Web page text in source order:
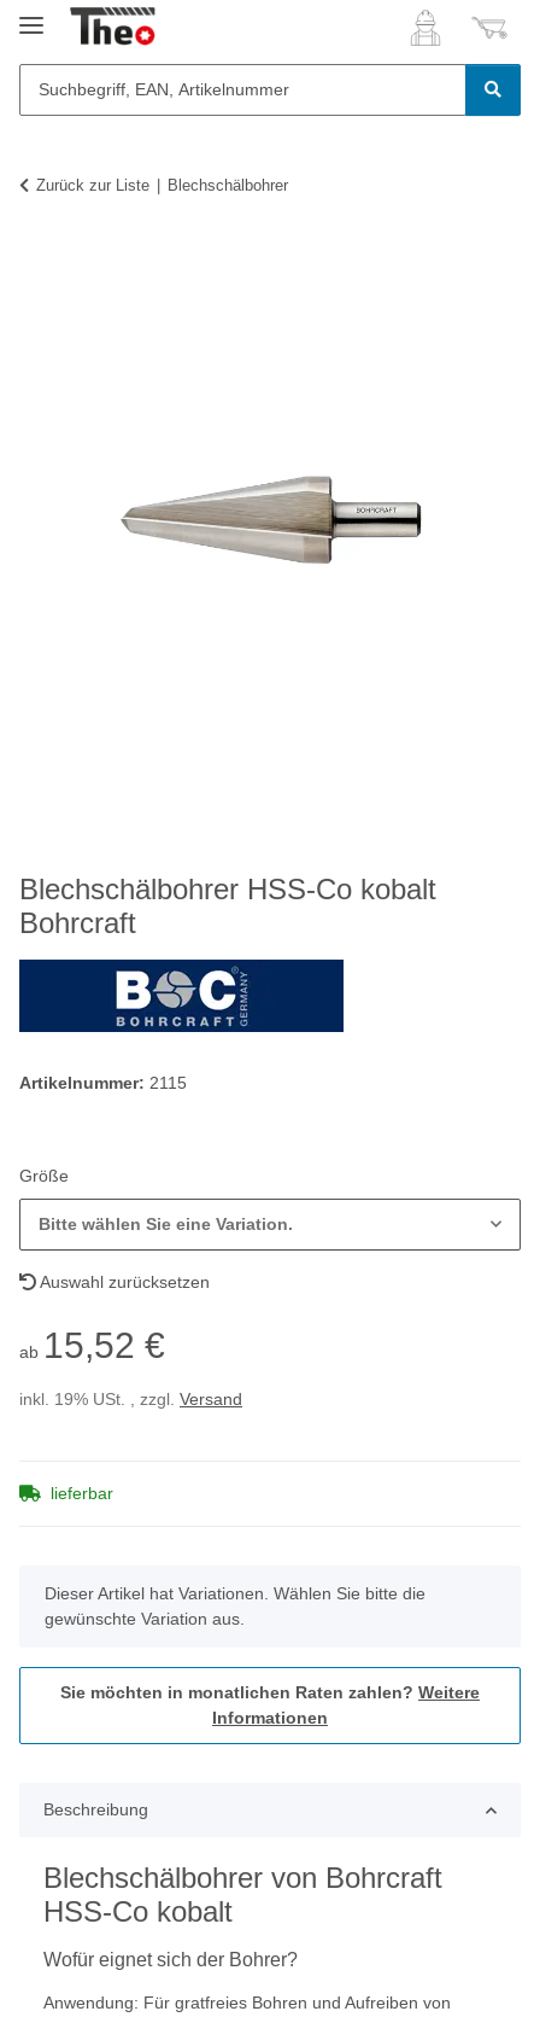
Zurück zur Liste Blechschälbohrer
Blechschälbohrer HSS-Co kobalt
Bohrcraft
Artikelnummer: 2115
Größe
Bitte wählen Sie eine Variation.
Auswahl zurücksetzen
ab 15,52 €
inkl. 19% USt. , zzgl. Versand
lieferbar
x
Dieser Artikel hat Variationen. Wählen Sie bitte die
gewünschte Variation aus.
Sie möchten in monatlichen Raten zahlen? Weitere
Informationen
Beschreibung
Blechschälbohrer von Bohrcraft
HSS-Co kobalt
Wofür eignet sich der Bohrer?
Anwendung: Für gratfreies Bohren und Aufreiben von